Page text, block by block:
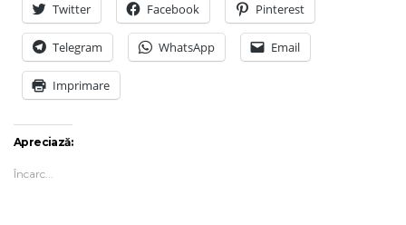
Twitter Facebook Pinterest
Telegram WhatsApp Email
Imprimare
Apreciază:
Încarc...